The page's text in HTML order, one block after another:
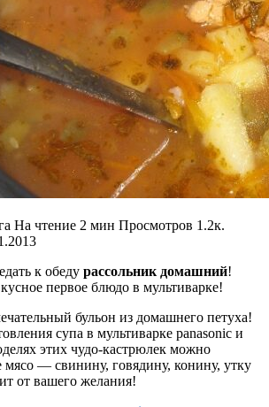
На чтение 2 мин Просмотров 1.2к.
к обеду рассольник домашний!
первое блюдо в мультиварке!
бульон из домашнего петуха!
супа в мультиварке panasonic и
этих чудо-кастрюлек можно
мясо — свинину, говядину, конину, утку
от вашего желания!